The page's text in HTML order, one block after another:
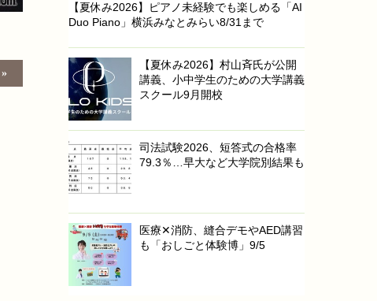
【夏休み2026】ピアノ未経験でも楽しめる「AI
Duo Piano」横浜みなとみらい8/31まで
【夏休み2026】村山斉氏が公開
講義、小中学生のための大学講義
スクール9月開校
司法試験2026、短答式の合格率
79.3％…早大など大学院別結果も
医療✕消防、縫合デモやAED講習
も「おしごと体験博」9/5